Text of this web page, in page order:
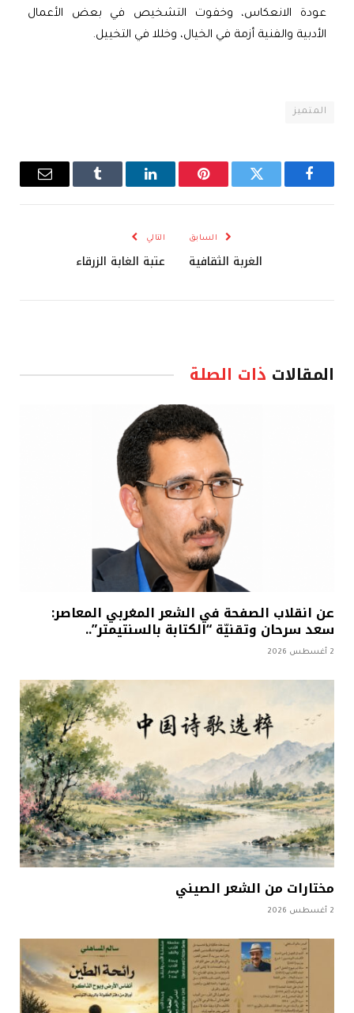
عودة الانعكاس، وخفوت التشخيص في بعض الأعمال
الأدبية والفنية أزمة في الخيال، وخللا في التخييل.
المتميز
فيسبوك تويتر بينتيريستلينكدإن Tumblr
البريد
السابق
الغربة الثقافية
التالي
عتبة الغابة الزرقاء
المقالات ذات الصلة
عن انقلاب الصفحة في الشعر المغربي المعاصر:
سعد سرحان وتقنيّة “الكتابة بالسنتيمتر”..
2 أغسطس 2026
مختارات من الشعر الصيني
2 أغسطس 2026